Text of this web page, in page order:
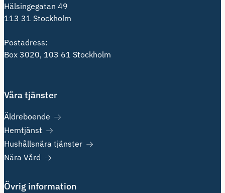
Hälsingegatan 49
113 31 Stockholm
Postadress:
Box 3020, 103 61 Stockholm
Våra tjänster
Äldreboende
Hemtjänst
Hushållsnära tjänster
Nära Vård
Övrig information